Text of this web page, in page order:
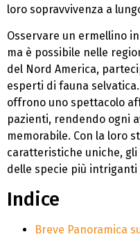
loro sopravvivenza a
Osservare un ermellino
ma è possibile nelle
del Nord America,
esperti di fauna
offrono uno spettacolo
pazienti, rendendo ogni
memorabile. Con la loro
caratteristiche uniche,
delle specie più
Indice
Breve Panoramica